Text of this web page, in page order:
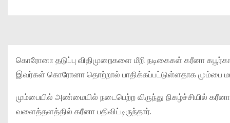
கொரோனா தடுப்பு விதிமுறைகளை மீறி நடிகைகள் கரீனா
இவர்கள் கொரோனா தொற்றால் பாதிக்கப்பட்டுள்ளதாக மும்பை
மும்பையில் அண்மையில் நடைபெற்ற விருந்து நிகழ்ச்சியில்
வளைத்தளத்தில் கரீனா பதிவிட்டிருந்தார்.